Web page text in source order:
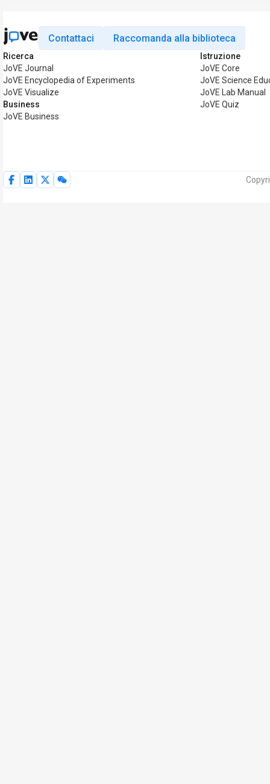
Contattaci Raccomanda alla biblioteca
Ricerca
JoVE Journal
JoVE Encyclopedia of Experiments
JoVE Visualize
Business
JoVE Business
Istruzione
JoVE Core
JoVE Science
JoVE Lab Manual
JoVE Quiz